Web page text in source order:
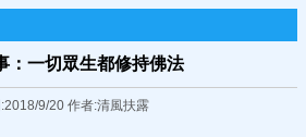
：一切眾生都修持佛法
9/20 作者:清風扶露